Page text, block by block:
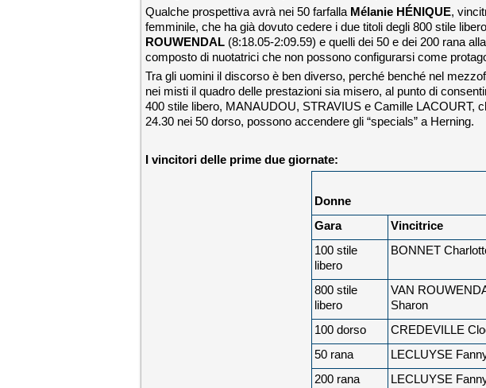
Qualche prospettiva avrà nei 50 farfalla Mélanie HÉNIQUE,
femminile, che ha già dovuto cedere i due titoli degli 800 stile
ROUWENDAL (8:18.05-2:09.59) e quelli dei 50 e dei 200 rana
composto di nuotatrici che non possono configurarsi come
Tra gli uomini il discorso è ben diverso, perché benché nel
nei misti il quadro delle prestazioni sia misero, al punto di
400 stile libero, MANAUDOU, STRAVIUS e Camille LACOURT,
24.30 nei 50 dorso, possono accendere gli “specials” a Herning.
I vincitori delle prime due giornate:
Donne
Gara
Vincitrice
100 stile
libero
BONNET
800 stile
libero
VAN
Sharon
100 dorso CREDEVILLE
50 rana
LECLUYSE
200 rana
LECLUYSE